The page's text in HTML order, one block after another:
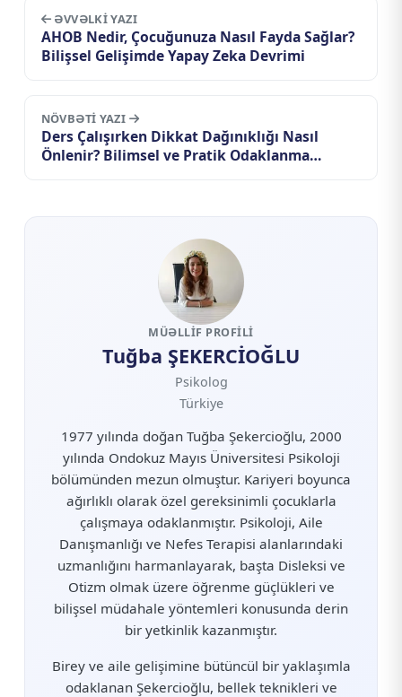
ƏVVƏLKI YAZI
AHOB Nedir, Çocuğunuza Nasıl Fayda Sağlar?
Bilişsel Gelişimde Yapay Zeka Devrimi
NÖVBƏTI YAZI
Ders Çalışırken Dikkat Dağınıklığı Nasıl
Önlenir? Bilimsel ve Pratik Odaklanma
MÜƏLLIF PROFILI
Tuğba ŞEKERCİOĞLU
Psikolog
Türkiye
1977 yılında doğan Tuğba Şekercioğlu, 2000
yılında Ondokuz Mayıs Üniversitesi Psikoloji
bölümünden mezun olmuştur. Kariyeri boyunca
ağırlıklı olarak özel gereksinimli çocuklarla
çalışmaya odaklanmıştır. Psikoloji, Aile
Danışmanlığı ve Nefes Terapisi alanlarındaki
uzmanlığını harmanlayarak, başta Disleksi ve
Otizm olmak üzere öğrenme güçlükleri ve
bilişsel müdahale yöntemleri konusunda derin
bir yetkinlik kazanmıştır.
Birey ve aile gelişimine bütüncül bir yaklaşımla
odaklanan Şekercioğlu, bellek teknikleri ve